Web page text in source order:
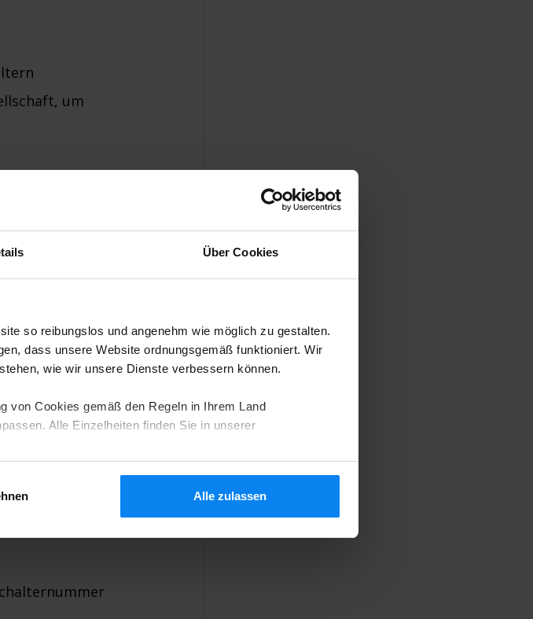
Über Cookies
so reibungslos und angenehm wie möglich zu gestalten.
dass unsere Website ordnungsgemäß funktioniert. Wir
wie wir unsere Dienste verbessern können.
von Cookies gemäß den Regeln in Ihrem Land
Alle Einzelheiten finden Sie in unserer
Alle zulassen
um
oder
am
Nach